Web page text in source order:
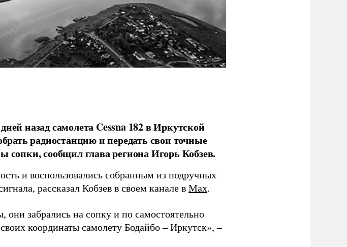
назад самолета Cessna 182 в Иркутской
радиостанцию и передать свои точные
сопки, сообщил глава региона Игорь Кобзев.
и воспользовались собранным из подручных
рассказал Кобзев в своем канале в Max.
забрались на сопку и по самостоятельно
координаты самолету Бодайбо – Иркутск», –